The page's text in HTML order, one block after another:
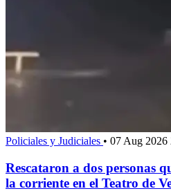
Policiales y Judiciales • 07 Aug 2026
Rescataron a dos personas
la corriente en el Teatro de